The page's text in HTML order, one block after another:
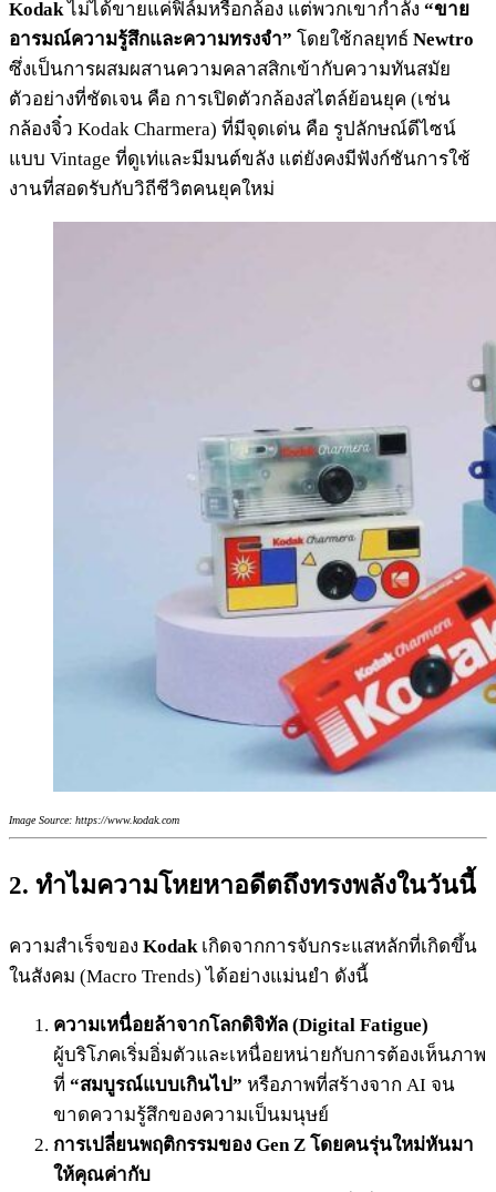
Kodakไม่ได้ขายแค่ฟิล์มหรือกล้อง แต่พวกเขากำลัง “ขาย
อารมณ์ความรู้สึกและความทรงจำ” โดยใช้กลยุทธ์ Newtro
ซึ่งเป็นการผสมผสานความคลาสสิกเข้ากับความทันสมัย
ตัวอย่างที่ชัดเจน คือ การเปิดตัวกล้องสไตล์ย้อนยุค (เช่น
กล้องจิ๋ว Kodak Charmera) ที่มีจุดเด่น คือ รูปลักษณ์ดีไซน์
แบบ Vintage ที่ดูเท่และมีมนต์ขลัง แต่ยังคงมีฟังก์ชันการใช้
งานที่สอดรับกับวิถีชีวิตคนยุคใหม่
Image Source: https://www.kodak.com
2. ทำไมความโหยหาอดีตถึงทรงพลังในวันนี้
ความสำเร็จของ Kodakเกิดจากการจับกระแสหลักที่เกิดขึ้น
ในสังคม (Macro Trends) ได้อย่างแม่นยำ ดังนี้
ความเหนื่อยล้าจากโลกดิจิทัล (Digital Fatigue)
ผู้บริโภคเริ่มอิ่มตัวและเหนื่อยหน่ายกับการต้องเห็นภาพ
ที่ “สมบูรณ์แบบเกินไป” หรือภาพที่สร้างจาก AI จน
ขาดความรู้สึกของความเป็นมนุษย์
การเปลี่ยนพฤติกรรมของ Gen Z โดยคนรุ่นใหม่หันมา
ให้คุณค่ากับ